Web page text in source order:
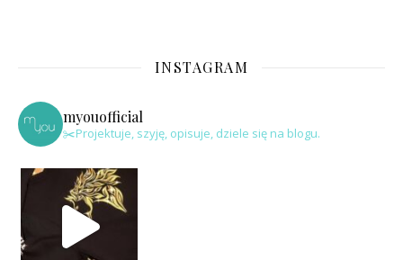
INSTAGRAM
myouofficial
✂️Projektuje, szyję, opisuje, dziele się na blogu.